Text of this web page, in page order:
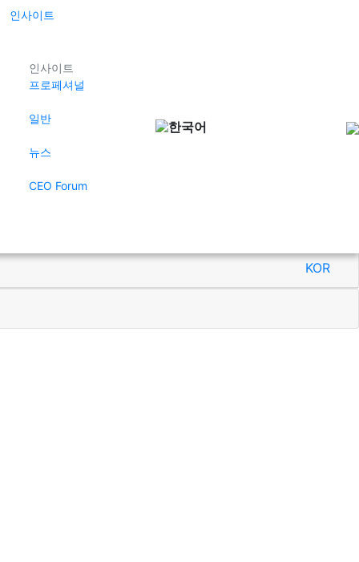
인사이트
인사이트
프로페셔널
일반
뉴스
CEO Forum
한국어
KOR